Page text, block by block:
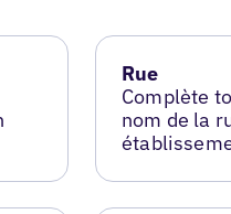
Rue
Complète
nom de la